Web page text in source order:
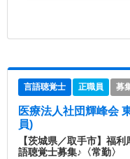
言語聴覚士 正職員 募
医療法人社団輝峰会
員)
【茨城県／取手市】福
語聴覚士募集♪〈常勤〉